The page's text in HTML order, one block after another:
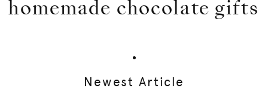
homemade chocolate gifts
Newest Article